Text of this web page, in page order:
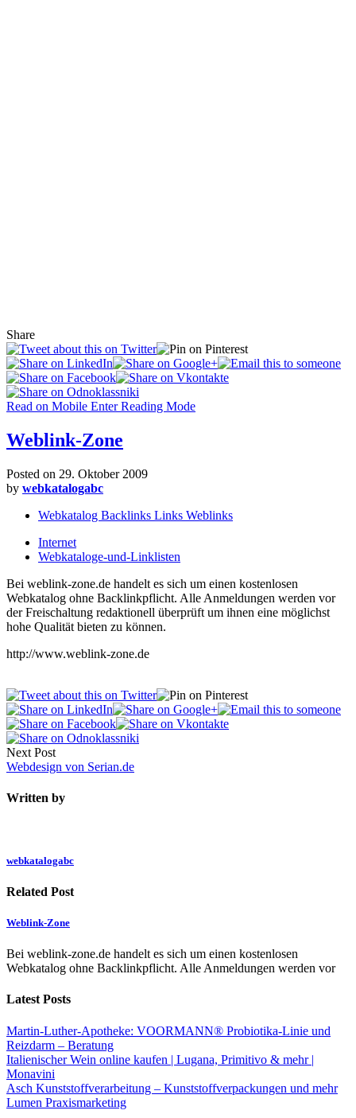
Share
Read on Mobile Enter Reading Mode
Weblink-Zone
Posted on 29. Oktober 2009
by webkatalogabc
Webkatalog Backlinks Links Weblinks
Internet
Webkataloge-und-Linklisten
Bei weblink-zone.de handelt es sich um einen kostenlosen
Webkatalog ohne Backlinkpflicht. Alle Anmeldungen werden vor
der Freischaltung redaktionell überprüft um ihnen eine möglichst
hohe Qualität bieten zu können.
http://www.weblink-zone.de
Next Post
Webdesign von Serian.de
Written by
webkatalogabc
Related Post
Weblink-Zone
Bei weblink-zone.de handelt es sich um einen kostenlosen
Webkatalog ohne Backlinkpflicht. Alle Anmeldungen werden vor
Latest Posts
Martin-Luther-Apotheke: VOORMANN® Probiotika-Linie und
Reizdarm – Beratung
Italienischer Wein online kaufen | Lugana, Primitivo & mehr |
Monavini
Asch Kunststoffverarbeitung – Kunststoffverpackungen und mehr
Lumen Praxismarketing